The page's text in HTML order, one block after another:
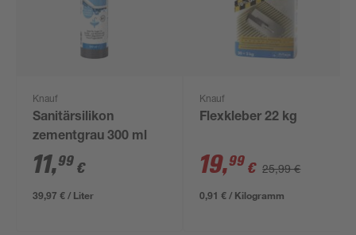
Knauf
Sanitärsilikon
zementgrau 300 ml
11,99 €
39,97 € / Liter
Knauf
Flexkleber 22 kg
19,99 € 25,99 €
0,91 € / Kilogramm